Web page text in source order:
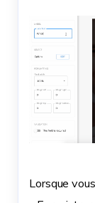
Lorsque